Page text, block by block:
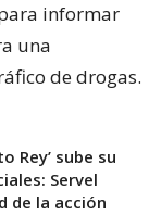
informar
una
de drogas.
Rey’ sube su
Servel
de la acción